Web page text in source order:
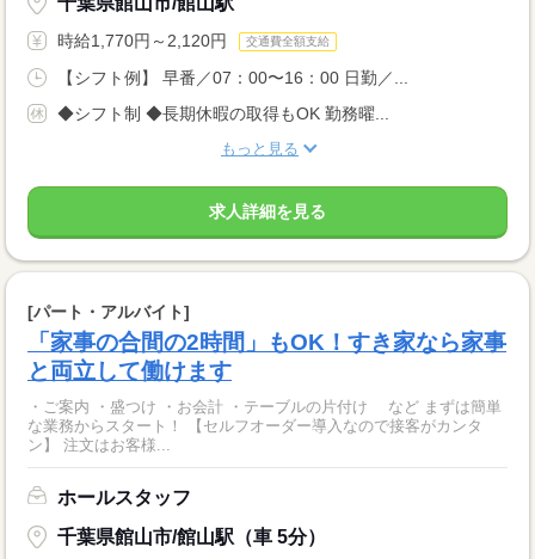
時給1,770円～2,120円 交通費全額支給
【シフト例】 早番／07：00〜16：00 日勤／...
◆シフト制 ◆長期休暇の取得もOK 勤務曜...
もっと見る
求人詳細を見る
[パート・アルバイト]
「家事の合間の2時間」もOK！すき家なら家事
と両立して働けます
・ご案内 ・盛つけ ・お会計 ・テーブルの片付け など まずは簡単
な業務からスタート！ 【セルフオーダー導入なので接客がカンタ
ン】 注文はお客様...
ホールスタッフ
千葉県館山市/館山駅（車 5分）